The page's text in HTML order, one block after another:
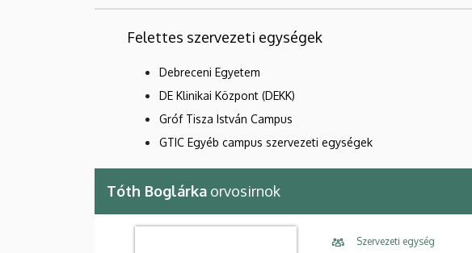
Felettes szervezeti egységek
Debreceni Egyetem
DE Klinikai Központ (DEKK)
Gróf Tisza István Campus
GTIC Egyéb campus szervezeti egységek
Tóth Boglárka orvosirnok
Szervezeti egység